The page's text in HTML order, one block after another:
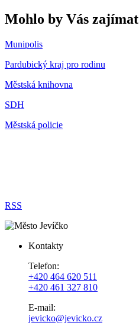
Mohlo by Vás zajímat
Munipolis
Pardubický kraj pro rodinu
Městská knihovna
SDH
Městská policie
RSS
Kontakty
Telefon:
+420 464 620 511
+420 461 327 810
E-mail:
jevicko@jevicko.cz